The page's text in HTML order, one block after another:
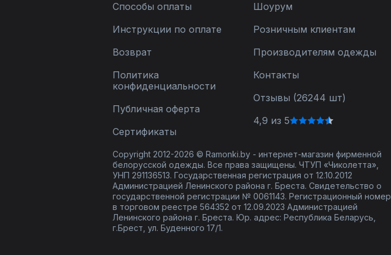
Способы оплаты
Инструкции по оплате
Возврат
Политика
конфиденциальности
Публичная оферта
Сертификаты
Шоурум
Розничным клиентам
Производителям одежды
Контакты
Отзывы (26244 шт)
4,9 из 5
Copyright 2012-2026 © Ramonki.by - интернет-магазин фирменной
белорусской одежды. Все права защищены. ЧТУП «Чиколетта»,
УНП 291136513. Государственная регистрация от 12.10.2012
Администрацией Ленинского района г. Бреста. Свидетельство о
государственной регистрации № 0061143. Регистрационный номер
в торговом реестре 564352 от 12.09.2023 Администрацией
Ленинского района г. Бреста. Юр. адрес: Республика Беларусь,
г.Брест, ул. Буденного 17/1.